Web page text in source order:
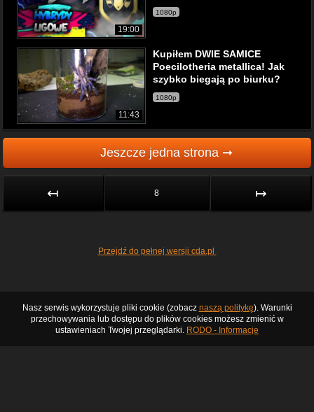
19:00
1080p
11:43
Kupiłem DWIE SAMICE
Poecilotheria metallica! Jak
szybko biegają po biurku?
1080p
Jeszcze jedna strona ➞
↤ 8 ↦
Przejdź do pełnej wersji cda.pl
Nasz serwis wykorzystuje pliki cookie (zobacz naszą politykę). Warunki
przechowywania lub dostępu do plików cookies możesz zmienić w
ustawieniach Twojej przeglądarki. RODO - Informacje